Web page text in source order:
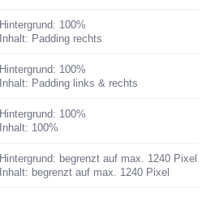
Hintergrund: 100%
Inhalt: Padding rechts
Hintergrund: 100%
Inhalt: Padding links & rechts
Hintergrund: 100%
Inhalt: 100%
Hintergrund: begrenzt auf max. 1240 Pixel
Inhalt: begrenzt auf max. 1240 Pixel